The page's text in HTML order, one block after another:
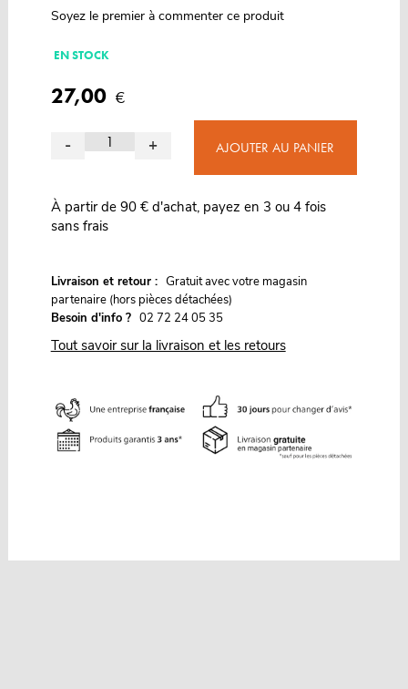
Soyez le premier à commenter ce produit
EN STOCK
27,00 €
- + AJOUTER AU PANIER
À partir de 90 € d'achat, payez en 3 ou 4 fois
sans frais
Livraison et retour : Gratuit avec votre magasin
partenaire (hors pièces détachées)
Besoin d'info ? 02 72 24 05 35
Tout savoir sur la livraison et les retours